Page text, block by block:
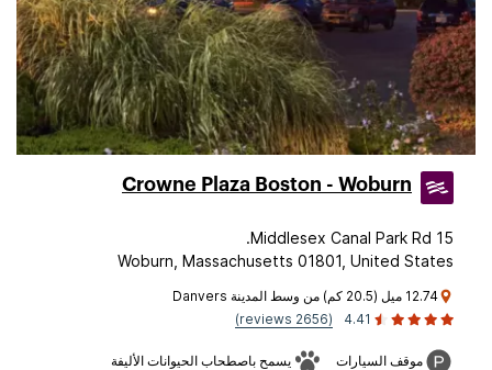
Crowne Plaza Boston - Woburn
15 Middlesex Canal Park Rd.
Woburn, Massachusetts 01801, United States
12.74 ميل (20.5 كم) من وسط المدينة Danvers
4.41
(2656 reviews)
موقف السيارات يسمح باصطحاب الحيوانات الأليفة